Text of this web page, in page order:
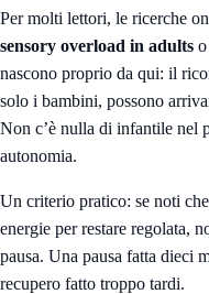
Per molti lettori, le ricerche
sensory overload in adults o
nascono proprio da qui: il
solo i bambini, possono
Non c’è nulla di infantile nel
autonomia.
Un criterio pratico: se noti
energie per restare regolata,
pausa. Una pausa fatta dieci
recupero fatto troppo tardi.